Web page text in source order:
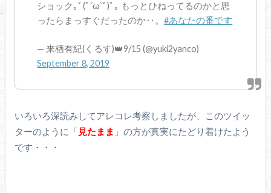
ショック｡ﾟ(ﾟ´ω`ﾟ)ﾟ｡ もっとひねってるのかと思
ったらまっすぐだったのか‥。#あなたの番です
— 来栖有紀(くるす)👑9/15 (@yuki2yanco)
September 8, 2019
いろいろ深読みしてアレコレ考察しましたが、このツイッ
ターのように「 見たまま 」の方が真実にたどり着けたよう
です・・・